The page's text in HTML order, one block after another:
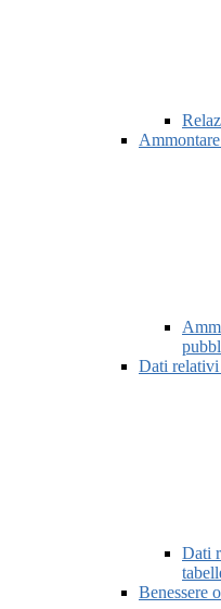
Dati relativi
Dati
Benessere